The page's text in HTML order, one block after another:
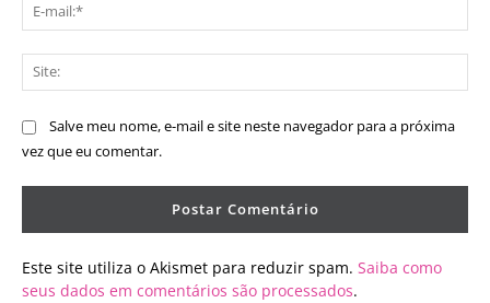
Salve meu nome, e-mail e site neste navegador para a próxima
vez que eu comentar.
Este site utiliza o Akismet para reduzir spam. Saiba como
seus dados em comentários são processados.